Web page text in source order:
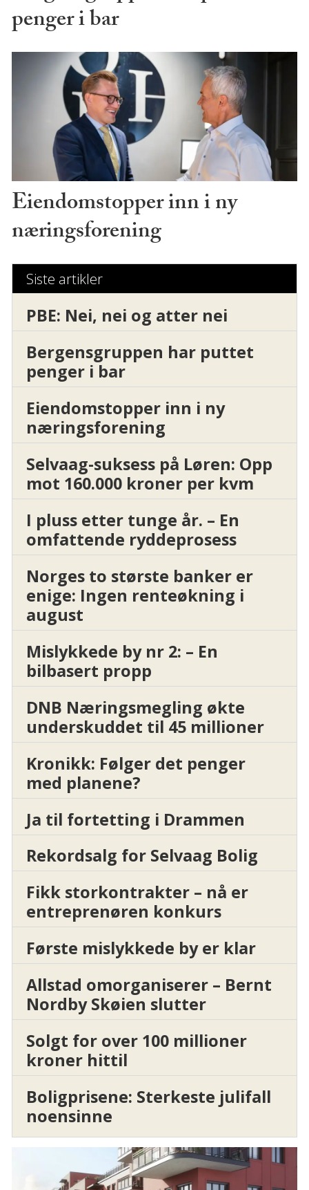
penger i bar
Eiendomstopper inn i ny
næringsforening
Siste artikler
PBE: Nei, nei og atter nei
Bergensgruppen har puttet
penger i bar
Eiendomstopper inn i ny
næringsforening
Selvaag-suksess på Løren: Opp
mot 160.000 kroner per kvm
I pluss etter tunge år. – En
omfattende ryddeprosess
Norges to største banker er
enige: Ingen renteøkning i
august
Mislykkede by nr 2: – En
bilbasert propp
DNB Næringsmegling økte
underskuddet til 45 millioner
Kronikk: Følger det penger
med planene?
Ja til fortetting i Drammen
Rekordsalg for Selvaag Bolig
Fikk storkontrakter – nå er
entreprenøren konkurs
Første mislykkede by er klar
Allstad omorganiserer – Bernt
Nordby Skøien slutter
Solgt for over 100 millioner
kroner hittil
Boligprisene: Sterkeste julifall
noensinne